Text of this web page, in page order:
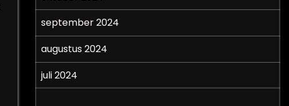
september 2024
augustus 2024
juli 2024